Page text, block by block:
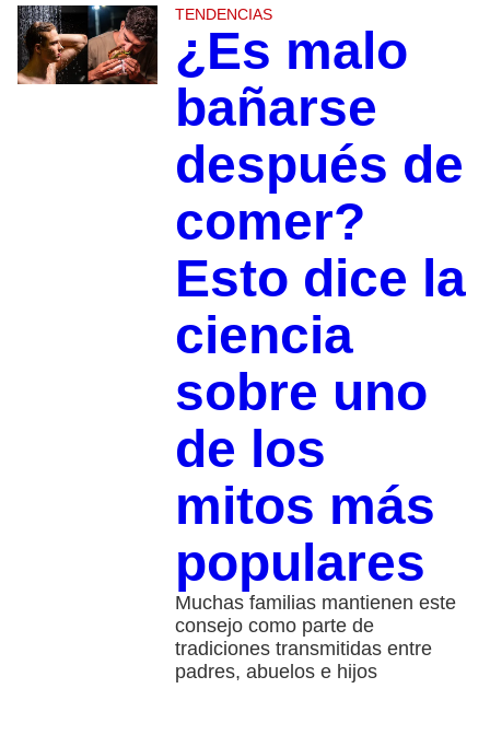
TENDENCIAS
¿Es malo
bañarse
después de
comer?
Esto dice la
ciencia
sobre uno
de los
mitos más
populares
Muchas familias mantienen este
consejo como parte de
tradiciones transmitidas entre
padres, abuelos e hijos